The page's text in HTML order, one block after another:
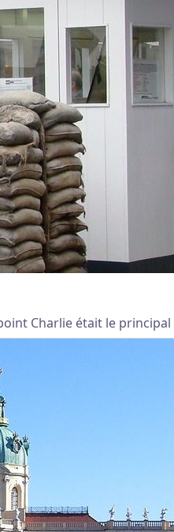
Charlie était le